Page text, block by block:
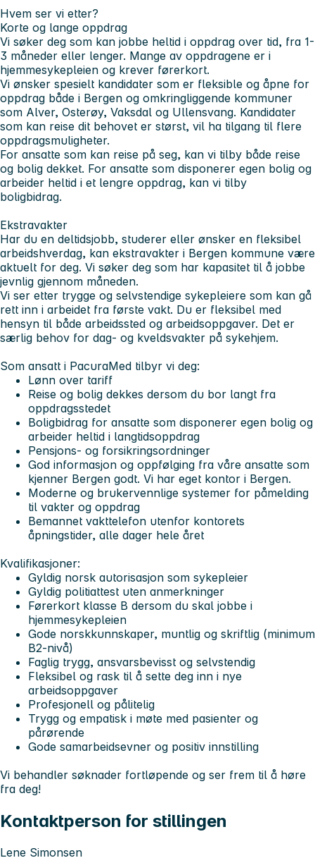
Hvem ser vi etter?
Korte og lange oppdrag
Vi søker deg som kan jobbe heltid i oppdrag over tid, fra 1-
3 måneder eller lenger. Mange av oppdragene er i
hjemmesykepleien og krever førerkort.
Vi ønsker spesielt kandidater som er fleksible og åpne for
oppdrag både i Bergen og omkringliggende kommuner
som Alver, Osterøy, Vaksdal og Ullensvang. Kandidater
som kan reise dit behovet er størst, vil ha tilgang til flere
oppdragsmuligheter.
For ansatte som kan reise på seg, kan vi tilby både reise
og bolig dekket. For ansatte som disponerer egen bolig og
arbeider heltid i et lengre oppdrag, kan vi tilby
boligbidrag.
Ekstravakter
Har du en deltidsjobb, studerer eller ønsker en fleksibel
arbeidshverdag, kan ekstravakter i Bergen kommune være
aktuelt for deg. Vi søker deg som har kapasitet til å jobbe
jevnlig gjennom måneden.
Vi ser etter trygge og selvstendige sykepleiere som kan gå
rett inn i arbeidet fra første vakt. Du er fleksibel med
hensyn til både arbeidssted og arbeidsoppgaver. Det er
særlig behov for dag- og kveldsvakter på sykehjem.
Som ansatt i PacuraMed tilbyr vi deg:
Lønn over tariff
Reise og bolig dekkes dersom du bor langt fra
oppdragsstedet
Boligbidrag for ansatte som disponerer egen bolig og
arbeider heltid i langtidsoppdrag
Pensjons- og forsikringsordninger
God informasjon og oppfølging fra våre ansatte som
kjenner Bergen godt. Vi har eget kontor i Bergen.
Moderne og brukervennlige systemer for påmelding
til vakter og oppdrag
Bemannet vakttelefon utenfor kontorets
åpningstider, alle dager hele året
Kvalifikasjoner:
Gyldig norsk autorisasjon som sykepleier
Gyldig politiattest uten anmerkninger
Førerkort klasse B dersom du skal jobbe i
hjemmesykepleien
Gode norskkunnskaper, muntlig og skriftlig (minimum
B2-nivå)
Faglig trygg, ansvarsbevisst og selvstendig
Fleksibel og rask til å sette deg inn i nye
arbeidsoppgaver
Profesjonell og pålitelig
Trygg og empatisk i møte med pasienter og
pårørende
Gode samarbeidsevner og positiv innstilling
Vi behandler søknader fortløpende og ser frem til å høre
fra deg!
Kontaktperson for stillingen
Lene Simonsen